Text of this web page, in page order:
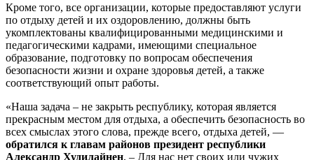
Кроме того, все организации, которые предоставляют услуги
по отдыху детей и их оздоровлению, должны быть
укомплектованы квалифицированными медицинскими и
педагогическими кадрами, имеющими специальное
образование, подготовку по вопросам обеспечения
безопасности жизни и охране здоровья детей, а также
соответствующий опыт работы.
«Наша задача – не закрыть республику, которая является
прекрасным местом для отдыха, а обеспечить безопасность во
всех смыслах этого слова, прежде всего, отдыха детей, —
обратился к главам районов президент республики
Александр Худилайнен. – Для нас нет своих или чужих